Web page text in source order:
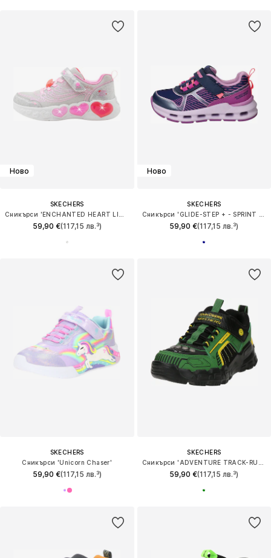
Ново
SKECHERS
59,90 €(117,15 лв.³)
Ново
SKECHERS
59,90 €(117,15 лв.³)
SKECHERS
Сникърси 'Unicorn Chaser'
59,90 €(117,15 лв.³)
SKECHERS
59,90 €(117,15 лв.³)